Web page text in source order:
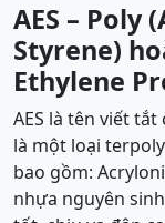
AES – Poly
Styrene)
Ethylene
AES là tên viết
là một loại
bao gồm:
nhựa nguyên